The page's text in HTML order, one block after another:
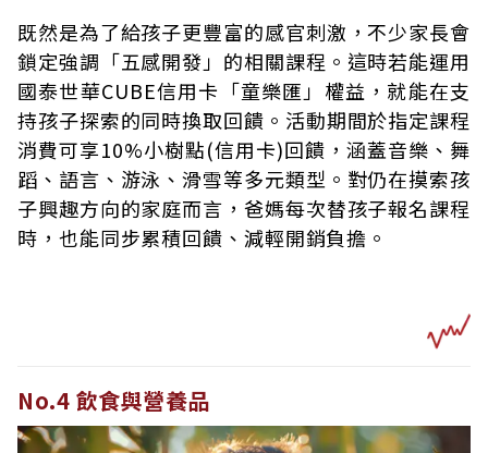
既然是為了給孩子更豐富的感官刺激，不少家長會
鎖定強調「五感開發」的相關課程。這時若能運用
國泰世華CUBE信用卡「童樂匯」權益，就能在支
持孩子探索的同時換取回饋。活動期間於指定課程
消費可享10%小樹點(信用卡)回饋，涵蓋音樂、舞
蹈、語言、游泳、滑雪等多元類型。對仍在摸索孩
子興趣方向的家庭而言，爸媽每次替孩子報名課程
時，也能同步累積回饋、減輕開銷負擔。
No.4 飲食與營養品